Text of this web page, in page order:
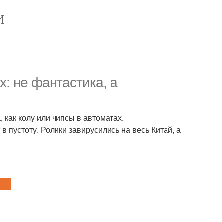
не фантастика, а
колу или чипсы в автоматах.
Ролики завирусились на весь Китай, а